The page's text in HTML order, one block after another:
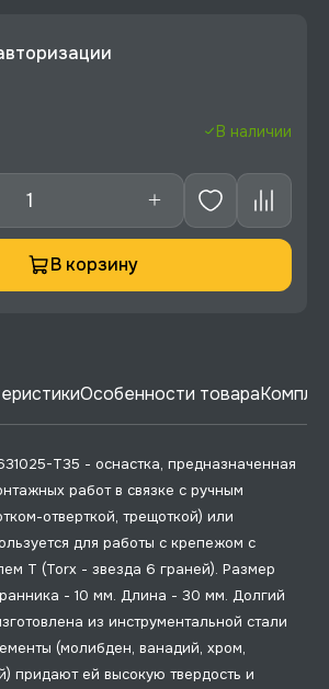
В наличии
В корзину
Особенности товара
T35 - оснастка, предназначенная
работ в связке с ручным
отверткой, трещоткой) или
для работы с крепежом с
T (Torx - звезда 6 граней). Размер
- 10 мм. Длина - 30 мм. Долгий
из инструментальной стали
(молибден, ванадий, хром,
придают ей высокую твердость и